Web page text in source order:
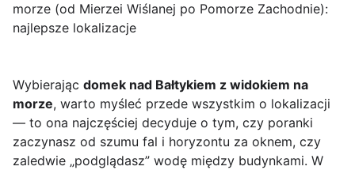
morze (od Mierzei Wiślanej po Pomorze Zachodnie):
najlepsze lokalizacje
Wybierając domek nad Bałtykiem z widokiem na
morze, warto myśleć przede wszystkim o lokalizacji
— to ona najczęściej decyduje o tym, czy poranki
zaczynasz od szumu fal i horyzontu za oknem, czy
zaledwie „podglądasz” wodę między budynkami. W